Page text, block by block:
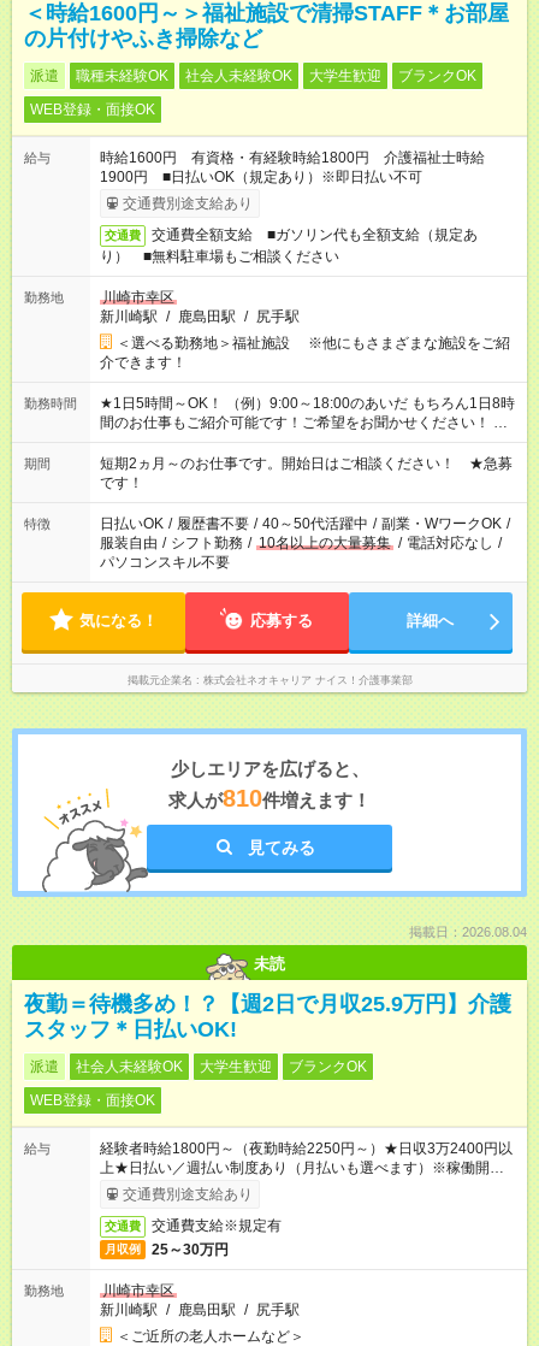
＜時給1600円～＞福祉施設で清掃STAFF＊お部屋
の片付けやふき掃除など
派遣 職種未経験OK 社会人未経験OK 大学生歓迎
ブランクOK
WEB登録・面接OK
給与
時給1600円 有資格・有経験時給1800円 介護福祉士時給
1900円 ■日払いOK（規定あり）※即日払い不可
交通費別途支給あり
交通費
交通費全額支給 ■ガソリン代も全額支給（規定あ
り） ■無料駐車場もご相談ください
勤務地
川崎市幸区
新川崎駅 / 鹿島田駅 / 尻手駅
＜選べる勤務地＞福祉施設 ※他にもさまざまな施設をご紹
介できます！
勤務時間
★1日5時間～OK！ （例）9:00～18:00のあいだ もちろん1日8時
間のお仕事もご紹介可能です！ご希望をお聞かせください！ ★
家庭の都合でお休みが必要な場合も遠慮なくご相談ください。
※週最低15時間以上の勤務が必要です
期間
短期2ヵ月～のお仕事です。開始日はご相談ください！ ★急募
です！
特徴 日払いOK / 履歴書不要 / 40～50代活躍中 / 副業・WワークOK /
服装自由 / シフト勤務 / 10名以上の大量募集 / 電話対応なし /
パソコンスキル不要
気になる！ 応募する 詳細へ
掲載元企業名 株式会社ネオキャリア ナイス！介護事業部
少しエリアを広げると、
求人が810件増えます！
見てみる
掲載日：2026.08.04
未読
夜勤＝待機多め！？【週2日で月収25.9万円】介護
スタッフ＊日払いOK!
派遣 社会人未経験OK 大学生歓迎
ブランクOK
WEB登録・面接OK
給与
経験者時給1800円～（夜勤時給2250円～）★日収3万2400円以
上★日払い／週払い制度あり（月払いも選べます）※稼働開始時
は手続き完了次第のお支払いとなります。
交通費別途支給あり
交通費 交通費支給※規定有
月収例 25～30万円
勤務地
川崎市幸区
新川崎駅 / 鹿島田駅 / 尻手駅
＜ご近所の老人ホームなど＞